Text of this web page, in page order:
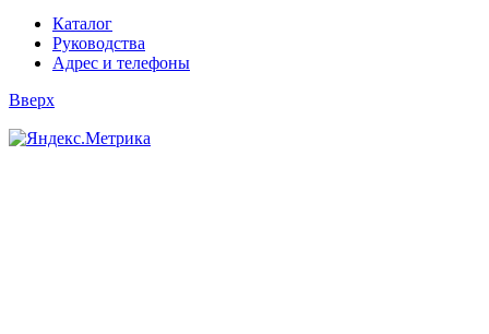
Каталог
Руководства
Адрес и телефоны
Вверх